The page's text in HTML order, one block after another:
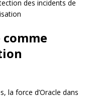
des incidents de
comme
la force d’Oracle dans